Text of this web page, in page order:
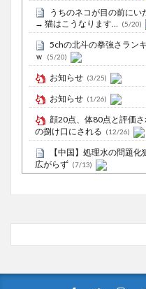
うちのネコが目の前に
→ 猫はこうなります… (5/20)
5chの北斗の拳強さラン
ｗ
(5/20)
お知らせ (3/25)
お知らせ (1/26)
顔20点、体80点と評価
の捌け口にされる (12/26)
【中国】処理水の問題
広がらず (7/13)